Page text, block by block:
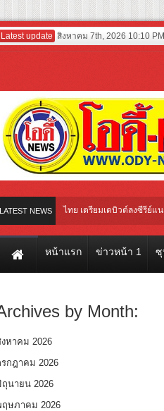
Latest update สิงหาคม 7th, 2026 10:10 PM
LATEST NEWS
ของไทย เตรียมเดบิวต์ลงซีรีย์แนวตั้ง พร้อ
หน้าแรก ข่าวหน้า 1 ซุ
by Month:
งหาคม 2026
รกฎาคม 2026
นายน 2026
ษภาคม 2026